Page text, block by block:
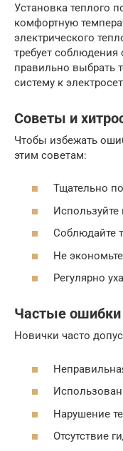
Установка теплого
комфортную
электрического
требует
правильно выбрать
систему к
Советы и
Чтобы избежать
этим советам:
Тщательно
Соблюдайте
Не
Регулярно
Частые ошибки
Новички часто
Нарушение
Отсутствие